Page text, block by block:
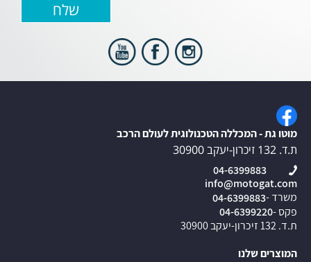
מוטו גת - המכללה הטכנולוגית לעולם הרכב
ת.ד. 132 זיכרון-יעקב 30900
04-6399883
info@motogat.com
משרד -04-6399883
פקס -04-6399220
ת.ד. 132 זיכרון-יעקב 30900
המוצרים שלנו